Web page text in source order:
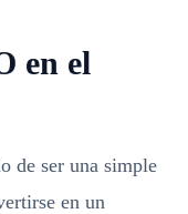
en el
de ser una simple
en un